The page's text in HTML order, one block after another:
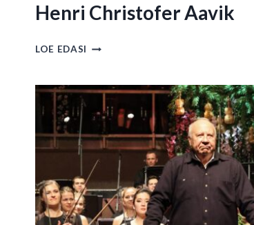
Henri Christofer Aavik
LOE EDASI HENRI